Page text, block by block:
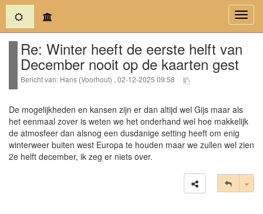
(current)
Re: Winter heeft de eerste helft van
December nooit op de kaarten gest
Bericht van: Hans (Voorhout) , 02-12-2025 09:58
De mogelijkheden en kansen zijn er dan altijd wel Gijs maar als
het eenmaal zover is weten we het onderhand wel hoe makkelijk
de atmosfeer dan alsnog een dusdanige setting heeft om enig
winterweer buiten west Europa te houden maar we zullen wel zien
2e helft december, ik zeg er niets over.